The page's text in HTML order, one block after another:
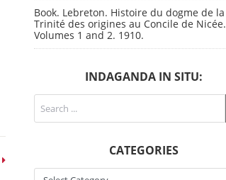
Book. Lebreton. Histoire du dogme de la
Trinité des origines au Concile de Nicée.
Volumes 1 and 2. 1910.
INDAGANDA IN SITU:
CATEGORIES
Categories